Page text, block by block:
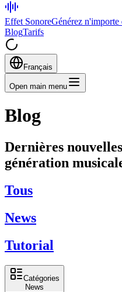
Effet SonoreGénérez
BlogTarifs
Français
Open main menu
Blog
Dernières
génération
Tous
News
Tutorial
Catégories
News